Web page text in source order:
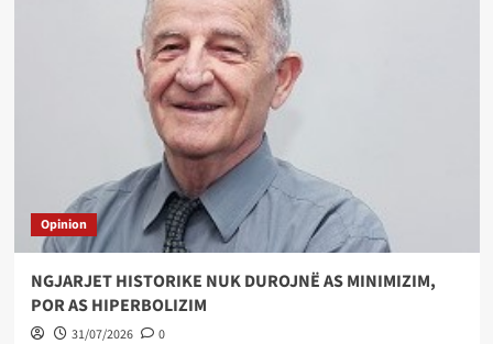
Opinion
NGJARJET HISTORIKE NUK DUROJNË AS MINIMIZIM,
POR AS HIPERBOLIZIM
31/07/2026 0